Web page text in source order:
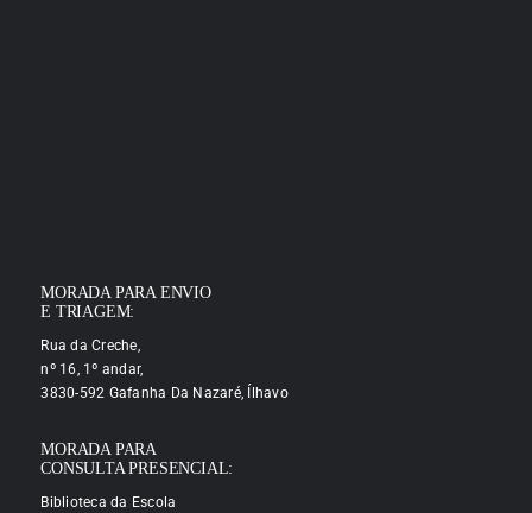
MORADA PARA ENVIO
E TRIAGEM:
Rua da Creche,
nº 16, 1º andar,
3830-592 Gafanha Da Nazaré, Ílhavo
MORADA PARA
CONSULTA PRESENCIAL:
Biblioteca da Escola